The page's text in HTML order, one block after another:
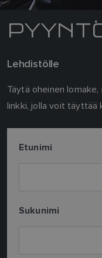
Lehdistölle
Täytä oheinen
linkki, jolla voit
Etunimi
Sukunimi